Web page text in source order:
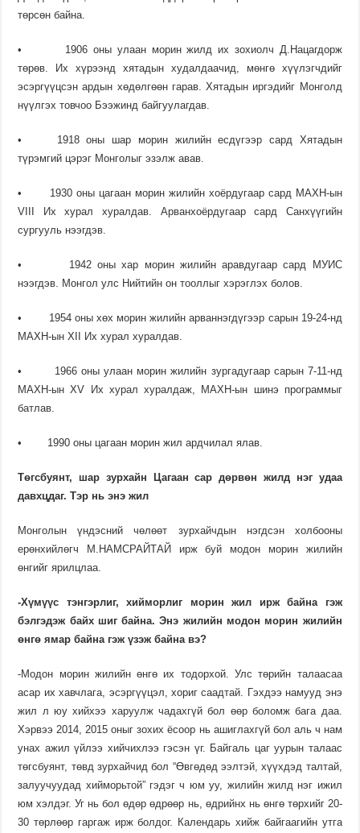
төрсөн байна.
• 1906 оны улаан морин жилд их зохиолч Д.Нацагдорж
төрөв. Их хүрээнд хятадын худалдаачид, мөнгө хүүлэгч­дийг
эсэргүүцсэн ардын хөдөлгөөн гарав. Хятадын иргэдийг Монголд
нүүлгэх товчоо Бээжинд байгуулагдав.
• 1918 оны шар морин жилийн есдүгээр сард Хятадын
түрэмгий цэрэг Монголыг эзэлж авав.
• 1930 оны цагаан морин жилийн хоёрдугаар сард МАХН-ын
VIII Их хурал хуралдав. Арванхоёрдугаар сард Санхүүгийн
сургууль нээгдэв.
• 1942 оны хар морин жилийн аравдугаар сард МУИС
нээгдэв. Монгол улс Нийтийн он тооллыг хэрэглэх болов.
• 1954 оны хөх морин жилийн арваннэгдүгээр сарын 19-24-нд
МАХН-ын ХII Их хурал хуралдав.
• 1966 оны улаан морин жилийн зургадугаар сарын 7-11-нд
МАХН-ын ХV Их хурал хуралдаж, МАХН-ын шинэ программыг
батлав.
• 1990 оны цагаан морин жил ардчилал ялав.
Төгсбуянт, шар зурхайн Цагаан сар дөрвөн жилд нэг удаа
давхцдаг. Тэр нь энэ жил
Монголын үндэсний чөлөөт зурхайчдын нэгдсэн холбооны
ерөнхийлөгч М.НАМСРАЙТАЙ ирж буй модон морин жилийн
өнгийг ярилцлаа.
-Хүмүүс тэнгэрлиг, хиймор­лиг морин жил ирж байна гэж
бэлгэдэж байх шиг байна. Энэ жилийн мо­дон морин жилийн
өнгө ямар байна гэж үзэж байна вэ?
-Модон морин жилийн өнгө их тодорхой. Улс төрийн талаасаа
асар их хавчлага, эсэргүүцэл, хориг саадтай. Гэхдээ намууд энэ
жил л юу хийхээ харуулж чадахгүй бол өөр боломж бага даа.
Хэрвээ 2014, 2015 оныг зохих ёсоор нь ашиглахгүй бол аль ч нам
унах ажил үйлээ хийчихлээ гэсэн үг. Байгаль цаг уурын талаас
төгсбуянт, төвд зурхайчид бол “Өвгөдөд ээлтэй, хүүхдэд талтай,
залуучуудад хийморьтой” гэдэг ч юм уу, жилийн жилд нэг ижил
юм хэлдэг. Уг нь бол өдөр өдрөөр нь, өдрийнх нь өнгө төрхийг 20-
30 төрлөөр гаргаж ирж болдог. Календарь хийж байгаагийн утга